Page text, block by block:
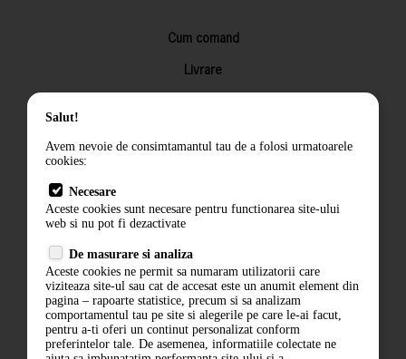
Cum comand
Livrare
Returnarea produselor
Termeni si conditii
Politica de confidentialitate
ANPC
Salut!
Avem nevoie de consimtamantul tau de a folosi urmatoarele
cookies:
Necesare
Aceste cookies sunt necesare pentru functionarea site-ului
web si nu pot fi dezactivate
De masurare si analiza
Aceste cookies ne permit sa numaram utilizatorii care
viziteaza site-ul sau cat de accesat este un anumit element din
pagina – rapoarte statistice, precum si sa analizam
comportamentul tau pe site si alegerile pe care le-ai facut,
pentru a-ti oferi un continut personalizat conform
preferintelor tale. De asemenea, informatiile colectate ne